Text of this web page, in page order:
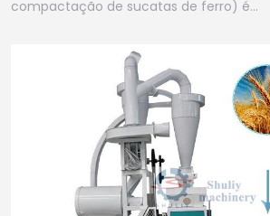
compactação de sucatas de ferro) é…